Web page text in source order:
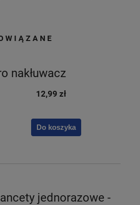
nakłuwacz
12,99 zł
Do koszyka
jednorazowe -